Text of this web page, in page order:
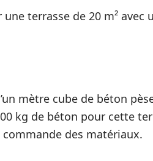
terrasse de 20 m² avec
mètre cube de béton
kg de béton pour cette
des matériaux.